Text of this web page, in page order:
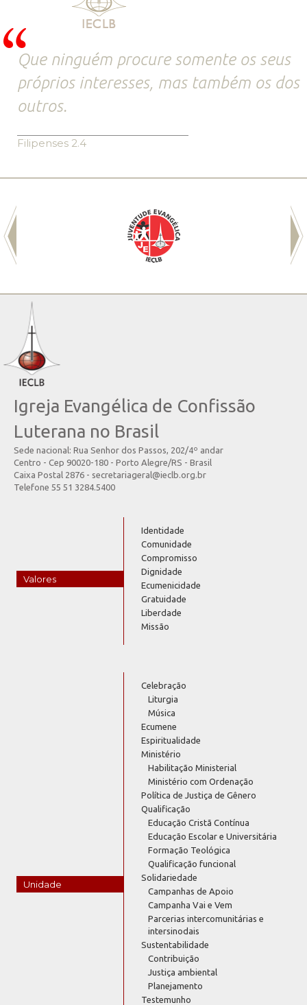
Que ninguém procure somente os seus
próprios interesses, mas também os dos
outros.
Filipenses 2.4
Igreja Evangélica de Confissão
Luterana no Brasil
Sede nacional: Rua Senhor dos Passos, 202/4º andar
Centro - Cep 90020-180 - Porto Alegre/RS - Brasil
Caixa Postal 2876 - secretariageral@ieclb.org.br
Telefone 55 51 3284.5400
Valores
Identidade
Comunidade
Compromisso
Dignidade
Ecumenicidade
Gratuidade
Liberdade
Missão
Unidade
Celebração
Liturgia
Música
Ecumene
Espiritualidade
Ministério
Habilitação Ministerial
Ministério com Ordenação
Política de Justiça de Gênero
Qualificação
Educação Cristã Contínua
Educação Escolar e Universitária
Formação Teológica
Qualificação funcional
Solidariedade
Campanhas de Apoio
Campanha Vai e Vem
Parcerias intercomunitárias e
intersinodais
Sustentabilidade
Contribuição
Justiça ambiental
Planejamento
Testemunho